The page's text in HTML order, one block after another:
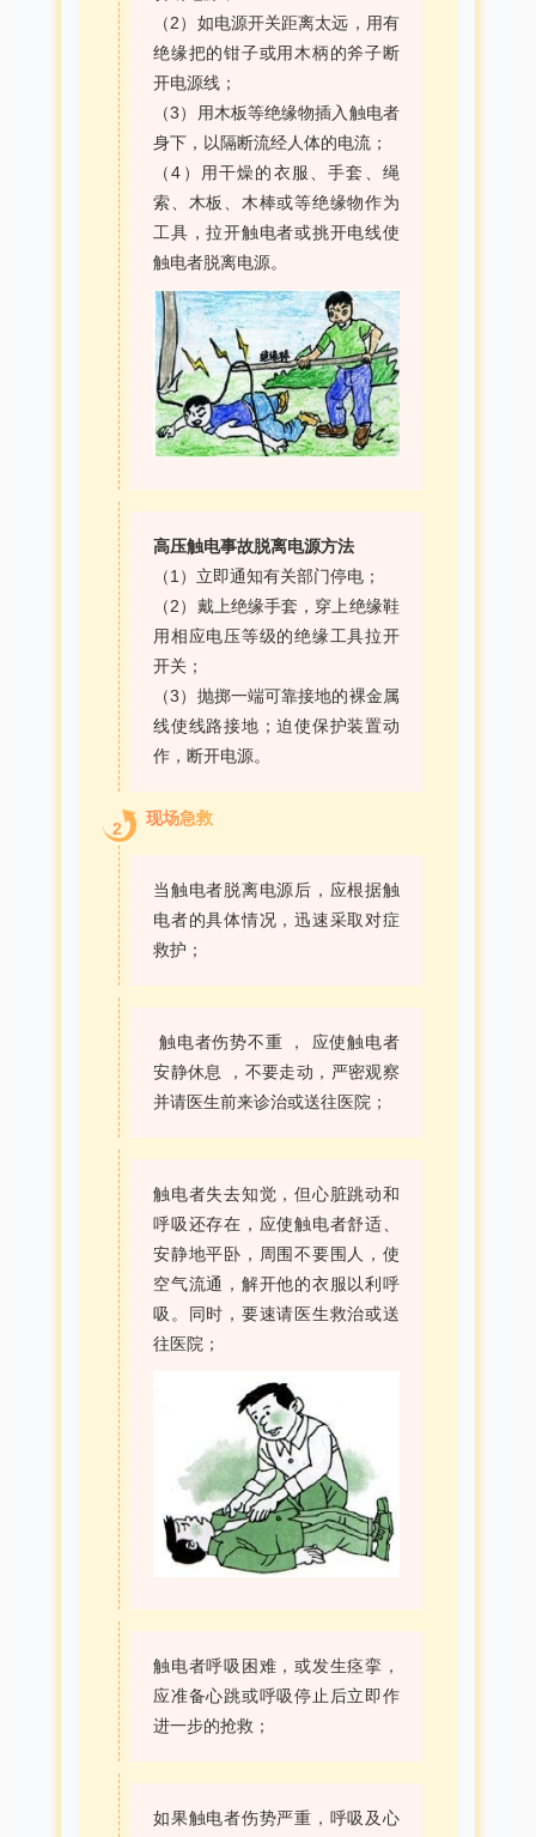
（2）如电源开关距离太远，用有
绝缘把的钳子或用木柄的斧子断
开电源线；
（3）用木板等绝缘物插入触电者
身下，以隔断流经人体的电流；
（4）用干燥的衣服、手套、绳
索、木板、木棒或等绝缘物作为
工具，拉开触电者或挑开电线使
触电者脱离电源。
高压触电事故脱离电源方法
（1）立即通知有关部门停电；
（2）戴上绝缘手套，穿上绝缘鞋
用相应电压等级的绝缘工具拉开
开关；
（3）抛掷一端可靠接地的裸金属
线使线路接地；迫使保护装置动
作，断开电源。
2
现场急救
当触电者脱离电源后，应根据触
电者的具体情况，迅速采取对症
救护；
触电者伤势不重 ， 应使触电者
安静休息 ，不要走动，严密观察
并请医生前来诊治或送往医院；
触电者失去知觉，但心脏跳动和
呼吸还存在，应使触电者舒适、
安静地平卧，周围不要围人，使
空气流通，解开他的衣服以利呼
吸。同时，要速请医生救治或送
往医院；
触电者呼吸困难，或发生痉挛，
应准备心跳或呼吸停止后立即作
进一步的抢救；
如果触电者伤势严重，呼吸及心